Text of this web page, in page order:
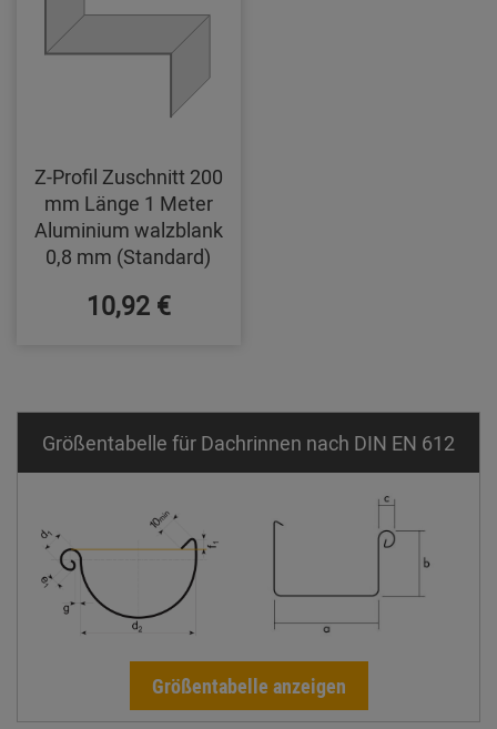
Z-Profil Zuschnitt 200
mm Länge 1 Meter
Aluminium walzblank
0,8 mm (Standard)
10,92 €
Größentabelle für Dachrinnen nach DIN EN 612
Größentabelle anzeigen